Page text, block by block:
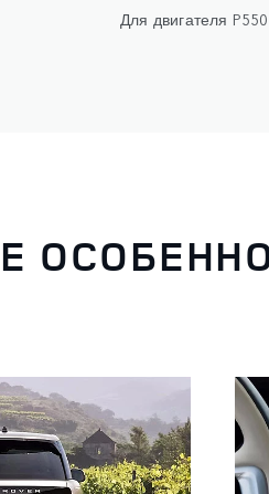
Для двигателя